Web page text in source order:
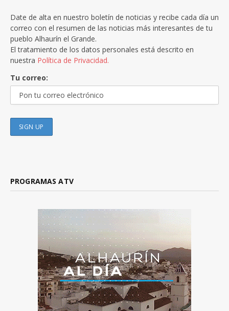
Date de alta en nuestro boletín de noticias y recibe cada día un
correo con el resumen de las noticias más interesantes de tu
pueblo Alhaurín el Grande.
El tratamiento de los datos personales está descrito en
nuestra Política de Privacidad.
Tu correo:
PROGRAMAS ATV